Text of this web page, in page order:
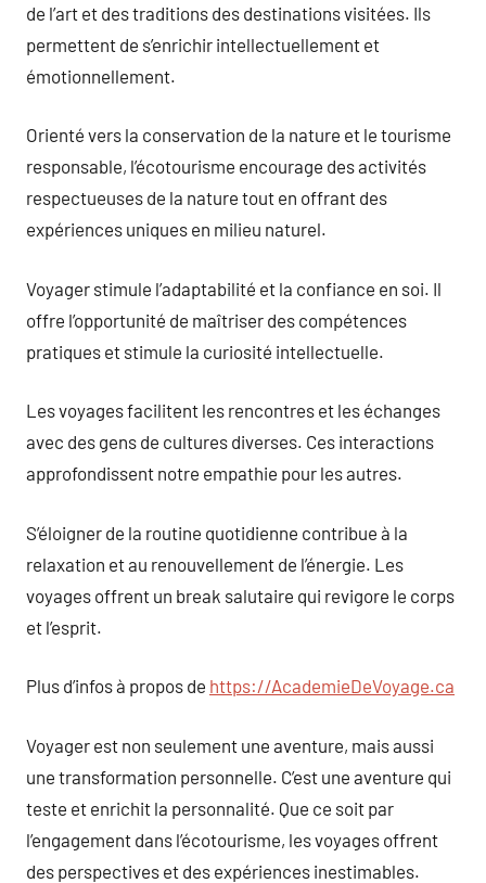
de l’art et des traditions des destinations visitées. Ils
permettent de s’enrichir intellectuellement et
émotionnellement.
Orienté vers la conservation de la nature et le tourisme
responsable, l’écotourisme encourage des activités
respectueuses de la nature tout en offrant des
expériences uniques en milieu naturel.
Voyager stimule l’adaptabilité et la confiance en soi. Il
offre l’opportunité de maîtriser des compétences
pratiques et stimule la curiosité intellectuelle.
Les voyages facilitent les rencontres et les échanges
avec des gens de cultures diverses. Ces interactions
approfondissent notre empathie pour les autres.
S’éloigner de la routine quotidienne contribue à la
relaxation et au renouvellement de l’énergie. Les
voyages offrent un break salutaire qui revigore le corps
et l’esprit.
Plus d’infos à propos de https://AcademieDeVoyage.ca
Voyager est non seulement une aventure, mais aussi
une transformation personnelle. C’est une aventure qui
teste et enrichit la personnalité. Que ce soit par
l’engagement dans l’écotourisme, les voyages offrent
des perspectives et des expériences inestimables.